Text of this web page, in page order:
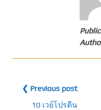
❮ Previous post
10 เวย์โปรตีน